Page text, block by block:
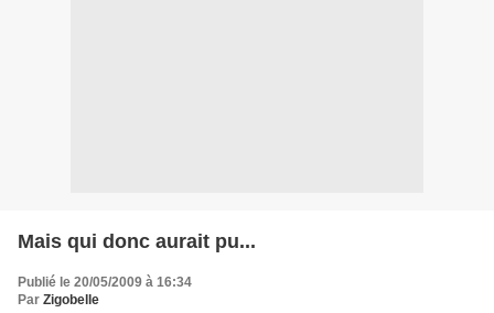
Mais qui donc aurait pu...
Publié le 20/05/2009 à 16:34
Par Zigobelle